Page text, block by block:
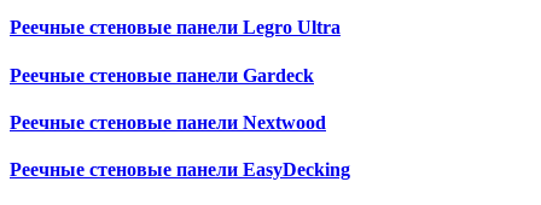
Реечные стеновые панели Legro Ultra
Реечные стеновые панели Gardeck
Реечные стеновые панели Nextwood
Реечные стеновые панели EasyDecking